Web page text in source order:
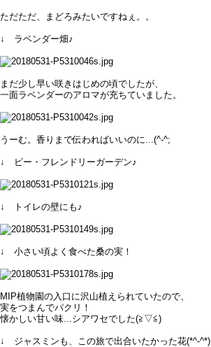
ただただ、まどろみたいですねぇ。。
↓ ラベンダー畑♪
まだ少し早い咲きはじめの頃でしたが、
一面ラベンダーのアロマが充ちていました。
うーむ。香りまで伝わればいいのに...(^-^;
↓ ビー・フレンドリーガーデン♪
↓ トイレの壁にも♪
↓ 小さい頃よく食べた桑の実！
MIP植物園の入口に沢山植えられていたので、
実をつまんでパクリ！
懐かしい甘い味...シアワセでした(≧▽≦)
↓ ジャスミンも、この旅で出合いたかった花(*^-^*)